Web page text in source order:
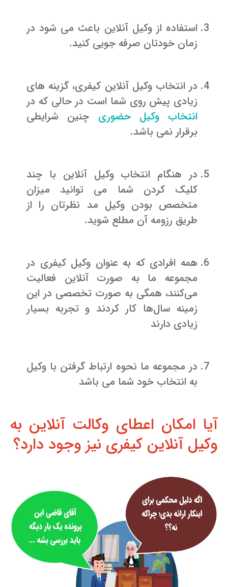
استفاده از وکیل آنلاین باعث می شود در
زمان خودتان صرفه جویی کنید.
در انتخاب وکیل آنلاین کیفری، گزینه های
زیادی پیش روی شما است در حالی که در
انتخاب وکیل حضوری چنین شرایطی
برقرار نمی باشد.
در هنگام انتخاب وکیل آنلاین با چند
کلیک کردن شما می توانید میزان
متخصص بودن وکیل مد نظرتان را از
طریق رزومه آن مطلع شوید.
همه افرادی که به عنوان وکیل کیفری در
مجموعه ما به صورت آنلاین فعالیت
می‌کنند، همگی به صورت تخصصی در این
زمینه سال‌ها کار کردند و تجربه بسیار
زیادی دارند
در مجموعه ما نحوه ارتباط گرفتن با وکیل
به انتخاب خود شما می باشد
آیا امکان اعطای وکالت آنلاین به
وکیل آنلاین کیفری نیز وجود دارد؟